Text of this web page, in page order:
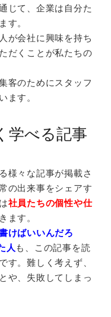
じて、企業は自分た
す。
が会社に興味を持ち
だくことが私たちの
客のためにスタッフ
ます。
学べる記事
様々な記事が掲載さ
の出来事をシェアす
社員たちの個性や仕
ます。
書けばいいんだろ
人 も、この記事を読
す。難しく考えず、
や、失敗してしまっ